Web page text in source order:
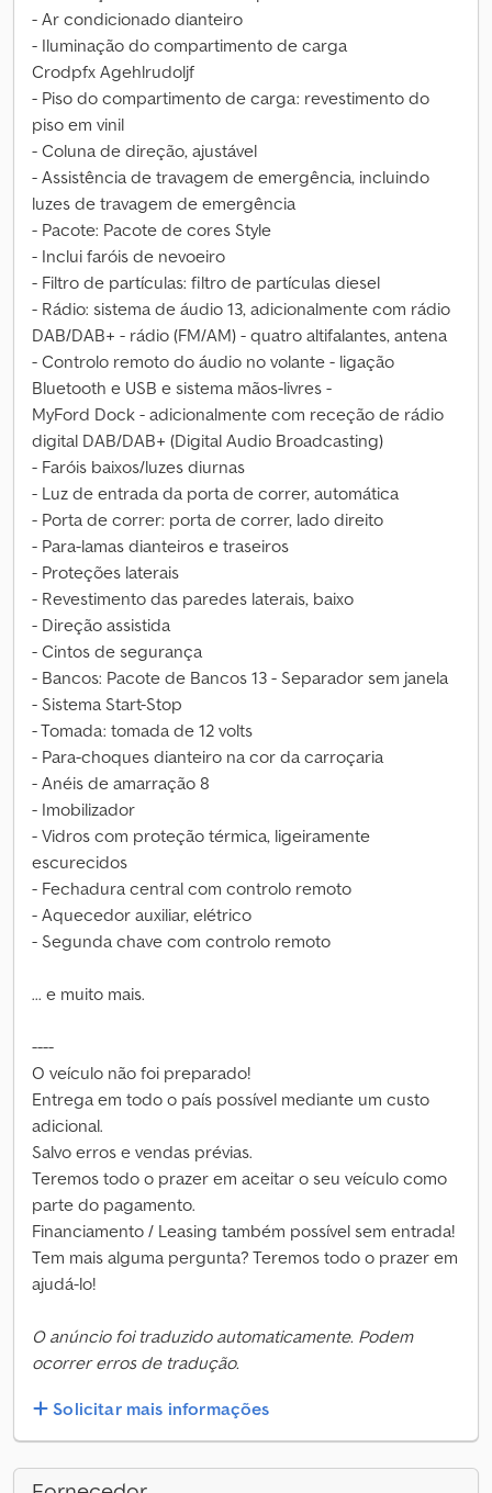
- Ar condicionado dianteiro
- Iluminação do compartimento de carga
Crodpfx Agehlrudoljf
- Piso do compartimento de carga: revestimento do
piso em vinil
- Coluna de direção, ajustável
- Assistência de travagem de emergência, incluindo
luzes de travagem de emergência
- Pacote: Pacote de cores Style
- Inclui faróis de nevoeiro
- Filtro de partículas: filtro de partículas diesel
- Rádio: sistema de áudio 13, adicionalmente com rádio
DAB/DAB+ - rádio (FM/AM) - quatro altifalantes, antena
- Controlo remoto do áudio no volante - ligação
Bluetooth e USB e sistema mãos-livres -
MyFord Dock - adicionalmente com receção de rádio
digital DAB/DAB+ (Digital Audio Broadcasting)
- Faróis baixos/luzes diurnas
- Luz de entrada da porta de correr, automática
- Porta de correr: porta de correr, lado direito
- Para-lamas dianteiros e traseiros
- Proteções laterais
- Revestimento das paredes laterais, baixo
- Direção assistida
- Cintos de segurança
- Bancos: Pacote de Bancos 13 - Separador sem janela
- Sistema Start-Stop
- Tomada: tomada de 12 volts
- Para-choques dianteiro na cor da carroçaria
- Anéis de amarração 8
- Imobilizador
- Vidros com proteção térmica, ligeiramente
escurecidos
- Fechadura central com controlo remoto
- Aquecedor auxiliar, elétrico
- Segunda chave com controlo remoto
... e muito mais.
----
O veículo não foi preparado!
Entrega em todo o país possível mediante um custo
adicional.
Salvo erros e vendas prévias.
Teremos todo o prazer em aceitar o seu veículo como
parte do pagamento.
Financiamento / Leasing também possível sem entrada!
Tem mais alguma pergunta? Teremos todo o prazer em
ajudá-lo!
O anúncio foi traduzido automaticamente. Podem
ocorrer erros de tradução.
Solicitar mais informações